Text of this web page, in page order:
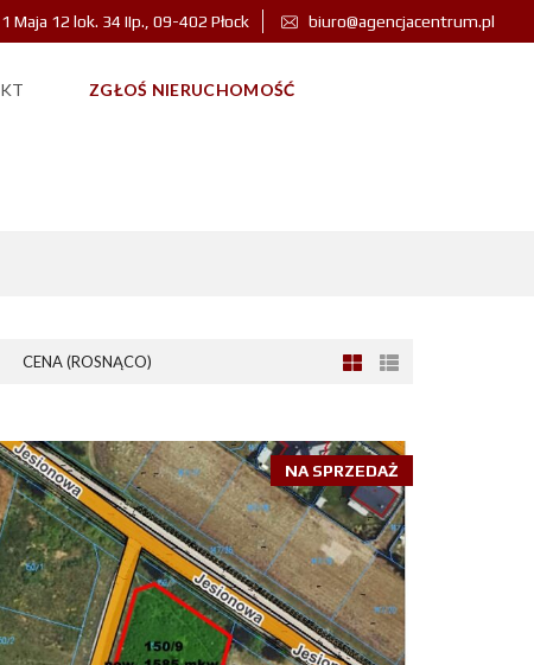
Maja 12 lok. 34 IIp., 09-402 Płock biuro@agencjacentrum.pl
ZGŁOŚ NIERUCHOMOŚĆ
CENA (ROSNĄCO)
NA SPRZEDAŻ